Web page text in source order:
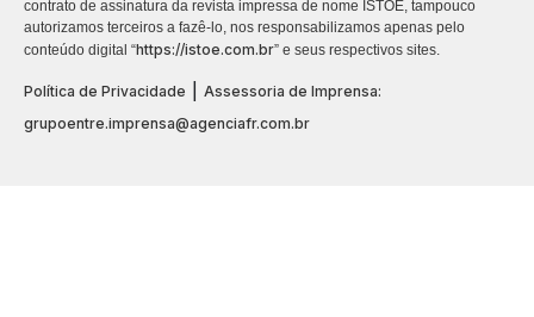
contrato de assinatura da revista impressa de nome ISTOÉ, tampouco
autorizamos terceiros a fazê-lo, nos responsabilizamos apenas pelo
conteúdo digital “https://istoe.com.br” e seus respectivos sites.
Política de Privacidade
Assessoria de Imprensa:
grupoentre.imprensa@agenciafr.com.br